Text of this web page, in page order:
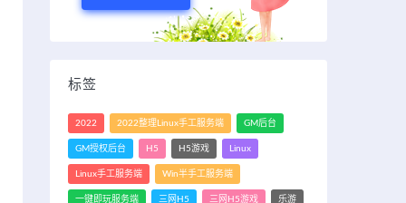
标签
2022 2022整理Linux手工服务端 GM后台
GM授权后台 H5 H5游戏 Linux
Linux手工服务端 Win半手工服务端
一键即玩服务端 三网H5 三网H5游戏 乐游